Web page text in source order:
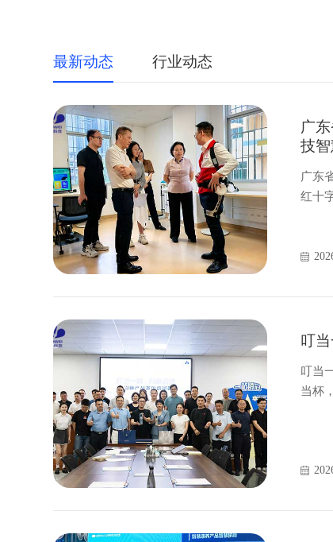
最新动态 行业动态
广
技
广东
红十
叮
叮当
当杯